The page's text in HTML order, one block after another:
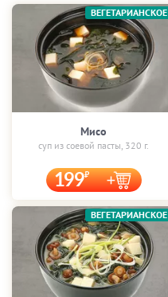
Мисо
суп из соевой пасты, 320 г.
199
ВЕГЕТАРИАНСКОЕ
ВЕГЕТАРИАНСКОЕ